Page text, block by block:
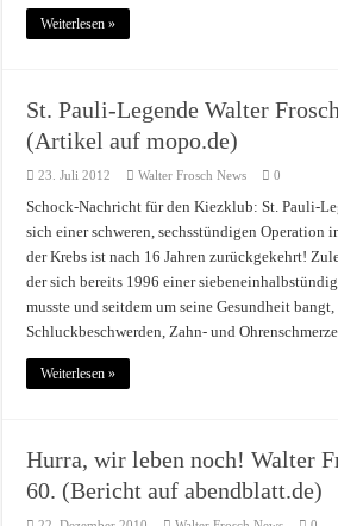
Weiterlesen »
St. Pauli-Legende Walter
(Artikel auf mopo.de)
23. Juli 2012 Walter Frosch News 0
Schock-Nachricht für den Kiezklub: St. Pauli-
sich einer schweren, sechsstündigen Operation
der Krebs ist nach 16 Jahren zurückgekehrt!
der sich bereits 1996 einer
musste und seitdem um seine Gesundheit bangt,
Schluckbeschwerden, Zahn- und
Weiterlesen »
Hurra, wir leben noch! Walter
60. (Bericht auf abendblatt.de)